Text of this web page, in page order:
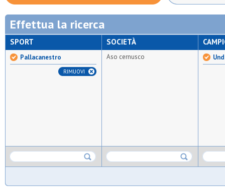
Effettua la ricerca
SPORT
Pallacanestro
RIMUOVI
SOCIETÀ
Aso cernusco